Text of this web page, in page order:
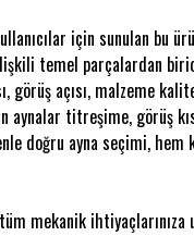
için sunulan bu
temel parçalardan
görüş açısı, malzeme
titreşime, görüş
doğru ayna seçimi,
mekanik ihtiyaçlarınıza